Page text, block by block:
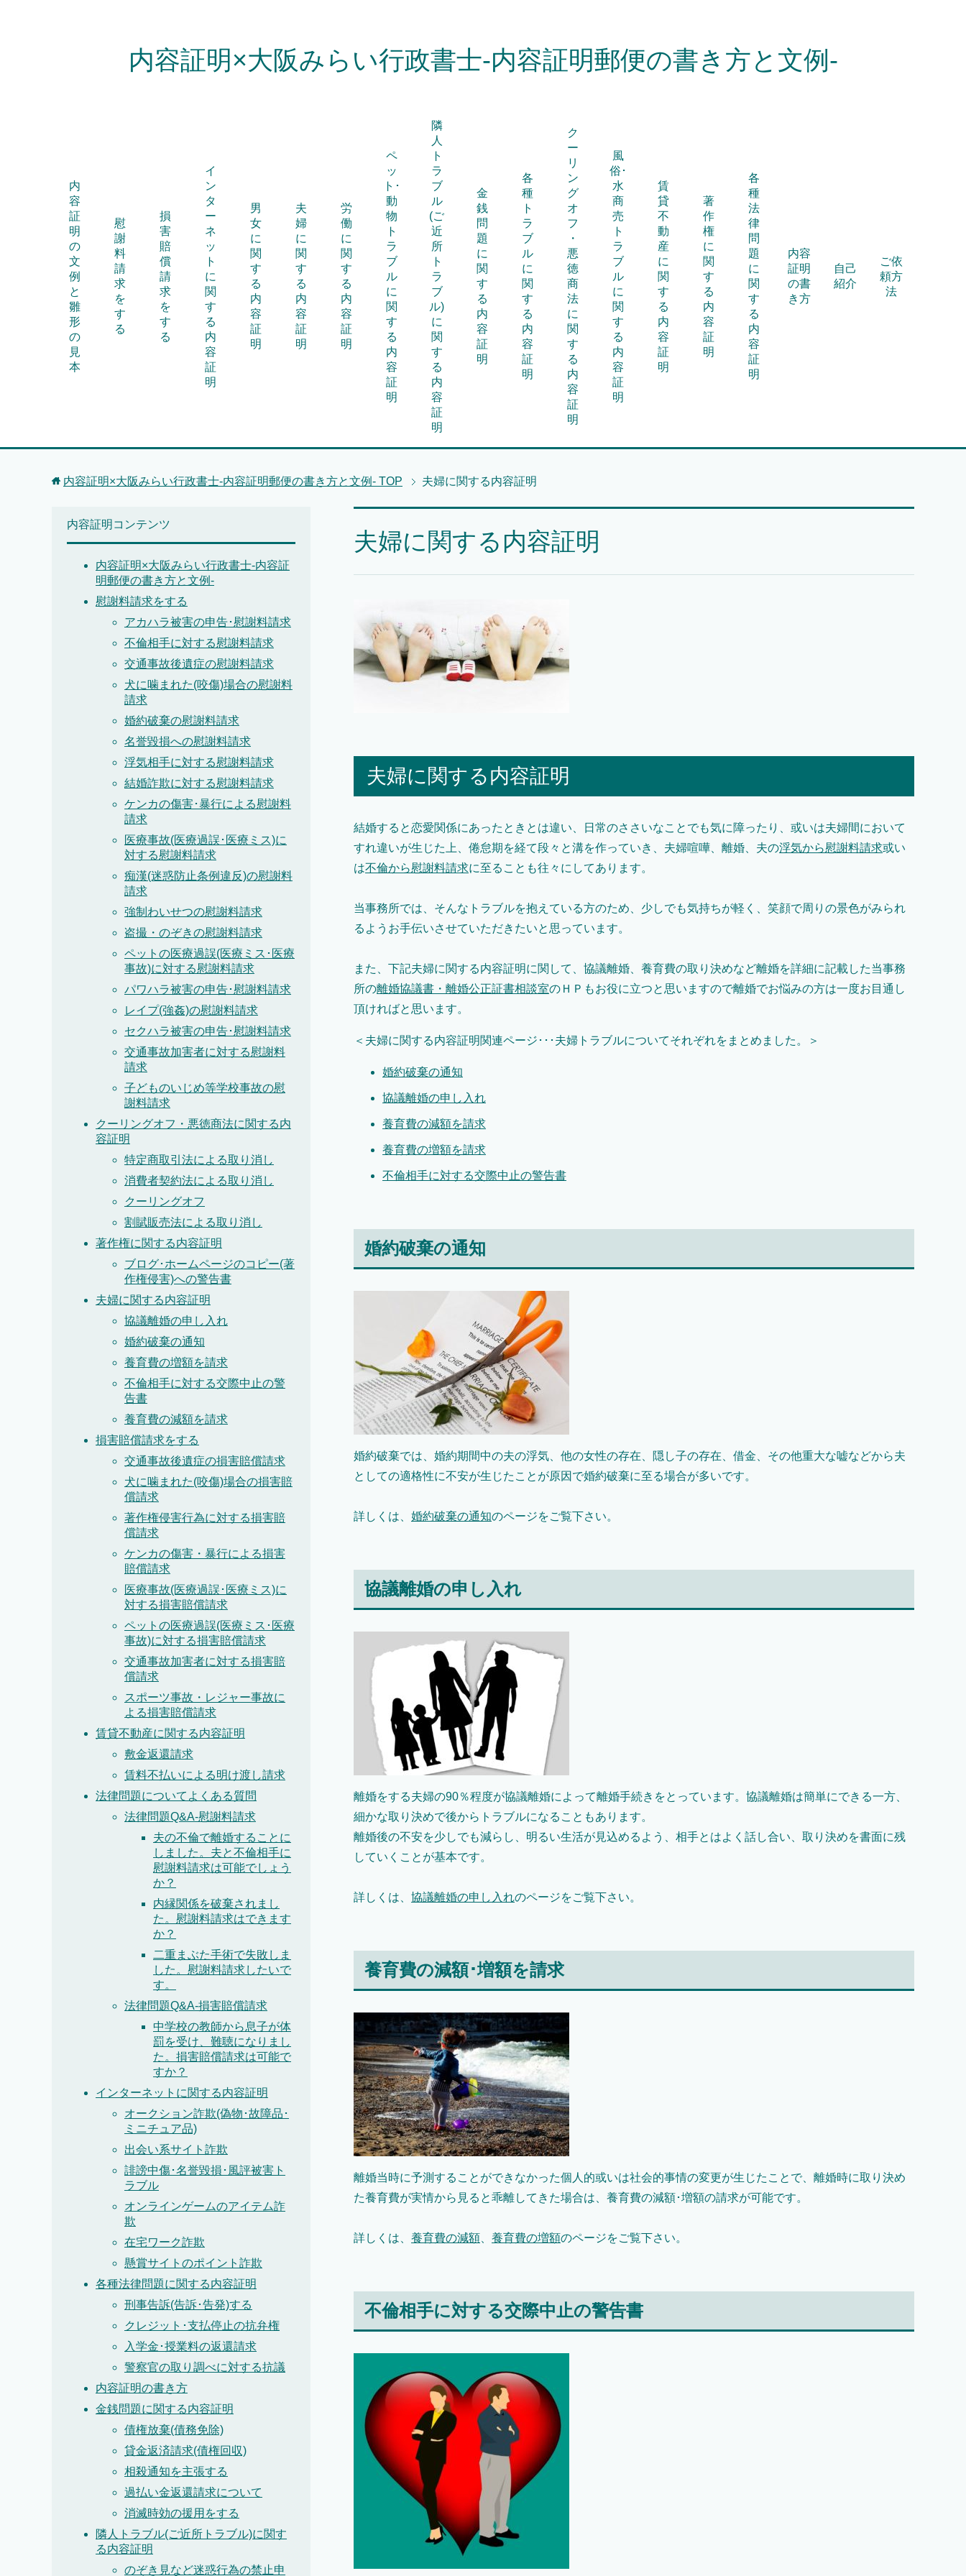
内容証明×大阪みらい行政書士-内容証明郵便の書き方と文例-
内
容
証
明
の
文
例
と
雛
形
の
見
本
慰
謝
料
請
求
を
す
る
損
害
賠
償
請
求
を
す
る
イ
ン
タ
ー
ネ
ッ
ト
に
関
す
る
内
容
証
明
男
女
に
関
す
る
内
容
証
明
夫
婦
に
関
す
る
内
容
証
明
労
働
に
関
す
る
内
容
証
明
ペ
ッ
ト･
動
物
ト
ラ
ブ
ル
に
関
す
る
内
容
証
明
隣
人
ト
ラ
ブ
ル
(ご
近
所
ト
ラ
ブ
ル)
に
関
す
る
内
容
証
明
金
銭
問
題
に
関
す
る
内
容
証
明
各
種
ト
ラ
ブ
ル
に
関
す
る
内
容
証
明
ク
ー
リ
ン
グ
オ
フ
・
悪
徳
商
法
に
関
す
る
内
容
証
明
風
俗･
水
商
売
ト
ラ
ブ
ル
に
関
す
る
内
容
証
明
賃
貸
不
動
産
に
関
す
る
内
容
証
明
著
作
権
に
関
す
る
内
容
証
明
各
種
法
律
問
題
に
関
す
る
内
容
証
明
内容
証明
の書
き方
自己
紹介
ご依
頼方
法
内容証明×大阪みらい行政書士-内容証明郵便の書き方と文例- TOP 夫婦に関する内容証明
夫婦に関する内容証明
夫婦に関する内容証明
結婚すると恋愛関係にあったときとは違い、日常のささいなことでも気に障ったり、或いは夫婦間において
すれ違いが生じた上、倦怠期を経て段々と溝を作っていき、夫婦喧嘩、離婚、夫の浮気から慰謝料請求或い
は不倫から慰謝料請求に至ることも往々にしてあります。
当事務所では、そんなトラブルを抱えている方のため、少しでも気持ちが軽く、笑顔で周りの景色がみられ
るようお手伝いさせていただきたいと思っています。
また、下記夫婦に関する内容証明に関して、協議離婚、養育費の取り決めなど離婚を詳細に記載した当事務
所の離婚協議書・離婚公正証書相談室のＨＰもお役に立つと思いますので離婚でお悩みの方は一度お目通し
頂ければと思います。
＜夫婦に関する内容証明関連ページ･･･夫婦トラブルについてそれぞれをまとめました。＞
婚約破棄の通知
協議離婚の申し入れ
養育費の減額を請求
養育費の増額を請求
不倫相手に対する交際中止の警告書
婚約破棄の通知
婚約破棄では、婚約期間中の夫の浮気、他の女性の存在、隠し子の存在、借金、その他重大な嘘などから夫
としての適格性に不安が生じたことが原因で婚約破棄に至る場合が多いです。
詳しくは、 婚約破棄の通知のページをご覧下さい。
協議離婚の申し入れ
離婚をする夫婦の90％程度が協議離婚によって離婚手続きをとっています。協議離婚は簡単にできる一方、
細かな取り決めで後からトラブルになることもあります。
離婚後の不安を少しでも減らし、明るい生活が見込めるよう、相手とはよく話し合い、取り決めを書面に残
していくことが基本です。
詳しくは、 協議離婚の申し入れのページをご覧下さい。
養育費の減額･増額を請求
離婚当時に予測することができなかった個人的或いは社会的事情の変更が生じたことで、離婚時に取り決め
た養育費が実情から見ると乖離してきた場合は、養育費の減額･増額の請求が可能です。
詳しくは、 養育費の減額 養育費の増額のページをご覧下さい。
不倫相手に対する交際中止の警告書
内容証明コンテンツ
内容証明×大阪みらい行政書士-内容証
明郵便の書き方と文例-
慰謝料請求をする
アカハラ被害の申告･慰謝料請求
不倫相手に対する慰謝料請求
交通事故後遺症の慰謝料請求
犬に噛まれた(咬傷)場合の慰謝料
請求
婚約破棄の慰謝料請求
名誉毀損への慰謝料請求
浮気相手に対する慰謝料請求
結婚詐欺に対する慰謝料請求
ケンカの傷害･暴行による慰謝料
請求
医療事故(医療過誤･医療ミス)に
対する慰謝料請求
痴漢(迷惑防止条例違反)の慰謝料
請求
強制わいせつの慰謝料請求
盗撮・のぞきの慰謝料請求
ペットの医療過誤(医療ミス･医療
事故)に対する慰謝料請求
パワハラ被害の申告･慰謝料請求
レイプ(強姦)の慰謝料請求
セクハラ被害の申告･慰謝料請求
交通事故加害者に対する慰謝料
請求
子どものいじめ等学校事故の慰
謝料請求
クーリングオフ・悪徳商法に関する内
容証明
特定商取引法による取り消し
消費者契約法による取り消し
クーリングオフ
割賦販売法による取り消し
著作権に関する内容証明
ブログ･ホームページのコピー(著
作権侵害)への警告書
夫婦に関する内容証明
協議離婚の申し入れ
婚約破棄の通知
養育費の増額を請求
不倫相手に対する交際中止の警
告書
養育費の減額を請求
損害賠償請求をする
交通事故後遺症の損害賠償請求
犬に噛まれた(咬傷)場合の損害賠
償請求
著作権侵害行為に対する損害賠
償請求
ケンカの傷害・暴行による損害
賠償請求
医療事故(医療過誤･医療ミス)に
対する損害賠償請求
ペットの医療過誤(医療ミス･医療
事故)に対する損害賠償請求
交通事故加害者に対する損害賠
償請求
スポーツ事故・レジャー事故に
よる損害賠償請求
賃貸不動産に関する内容証明
敷金返還請求
賃料不払いによる明け渡し請求
法律問題についてよくある質問
法律問題Q&A-慰謝料請求
夫の不倫で離婚することに
しました。夫と不倫相手に
慰謝料請求は可能でしょう
か？
内縁関係を破棄されまし
た。慰謝料請求はできます
か？
二重まぶた手術で失敗しま
した。慰謝料請求したいで
す。
法律問題Q&A-損害賠償請求
中学校の教師から息子が体
罰を受け、難聴になりまし
た。損害賠償請求は可能で
すか？
インターネットに関する内容証明
オークション詐欺(偽物･故障品･
ミニチュア品)
出会い系サイト詐欺
誹謗中傷･名誉毀損･風評被害ト
ラブル
オンラインゲームのアイテム詐
欺
在宅ワーク詐欺
懸賞サイトのポイント詐欺
各種法律問題に関する内容証明
刑事告訴(告訴･告発)する
クレジット･支払停止の抗弁権
入学金･授業料の返還請求
警察官の取り調べに対する抗議
内容証明の書き方
金銭問題に関する内容証明
債権放棄(債務免除)
貸金返済請求(債権回収)
相殺通知を主張する
過払い金返還請求について
消滅時効の援用をする
隣人トラブル(ご近所トラブル)に関す
る内容証明
のぞき見など迷惑行為の禁止申